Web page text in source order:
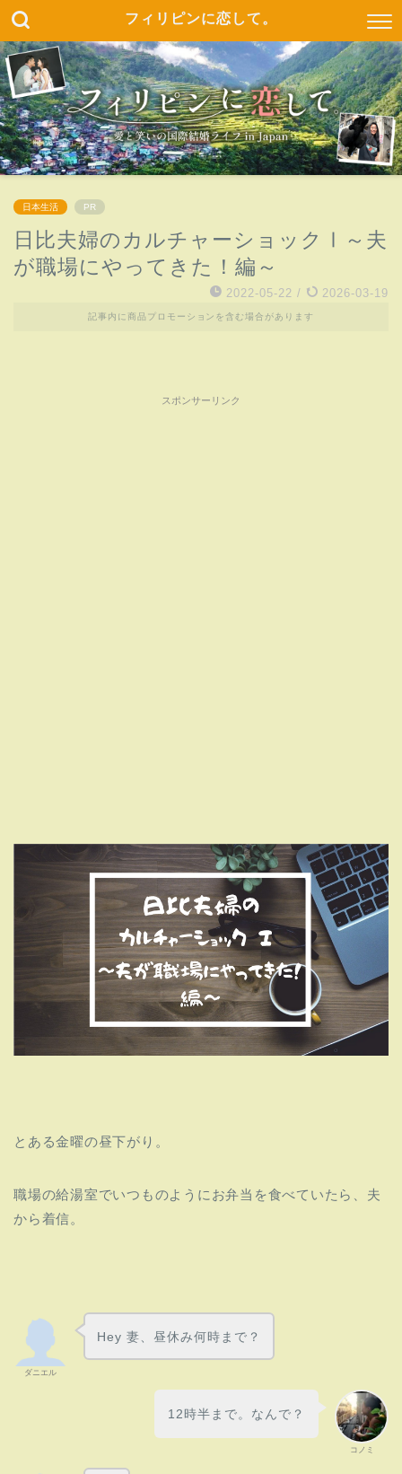
フィリピンに恋して。
日本生活 PR
日比夫婦のカルチャーショックⅠ～夫
が職場にやってきた！編～
2022-05-22 / 2026-03-19
記事内に商品プロモーションを含む場合があります
スポンサーリンク
とある金曜の昼下がり。
職場の給湯室でいつものようにお弁当を食べていたら、夫
から着信。
ダニエル
Hey 妻、昼休み何時まで？
コノミ
12時半まで。なんで？